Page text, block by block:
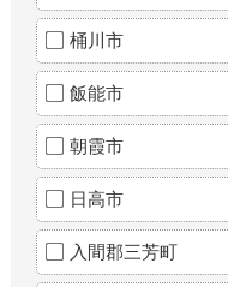
桶川市
飯能市
朝霞市
日高市
入間郡三芳町